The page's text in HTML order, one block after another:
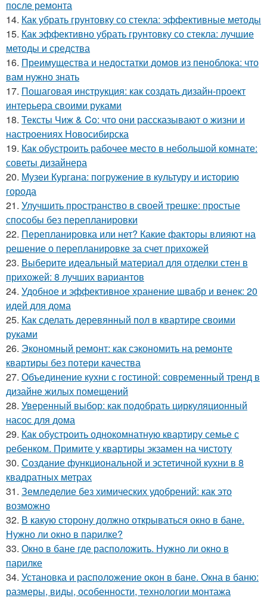
после ремонта
14. Как убрать грунтовку со стекла: эффективные методы
15. Как эффективно убрать грунтовку со стекла: лучшие
методы и средства
16. Преимущества и недостатки домов из пеноблока: что
вам нужно знать
17. Пошаговая инструкция: как создать дизайн-проект
интерьера своими руками
18. Тексты Чиж & Co: что они рассказывают о жизни и
настроениях Новосибирска
19. Как обустроить рабочее место в небольшой комнате:
советы дизайнера
20. Музеи Кургана: погружение в культуру и историю
города
21. Улучшить пространство в своей трешке: простые
способы без перепланировки
22. Перепланировка или нет? Какие факторы влияют на
решение о перепланировке за счет прихожей
23. Выберите идеальный материал для отделки стен в
прихожей: 8 лучших вариантов
24. Удобное и эффективное хранение швабр и венек: 20
идей для дома
25. Как сделать деревянный пол в квартире своими
руками
26. Экономный ремонт: как сэкономить на ремонте
квартиры без потери качества
27. Объединение кухни с гостиной: современный тренд в
дизайне жилых помещений
28. Уверенный выбор: как подобрать циркуляционный
насос для дома
29. Как обустроить однокомнатную квартиру семье с
ребенком. Примите у квартиры экзамен на чистоту
30. Создание функциональной и эстетичной кухни в 8
квадратных метрах
31. Земледелие без химических удобрений: как это
возможно
32. В какую сторону должно открываться окно в бане.
Нужно ли окно в парилке?
33. Окно в бане где расположить. Нужно ли окно в
парилке
34. Установка и расположение окон в бане. Окна в баню:
размеры, виды, особенности, технологии монтажа